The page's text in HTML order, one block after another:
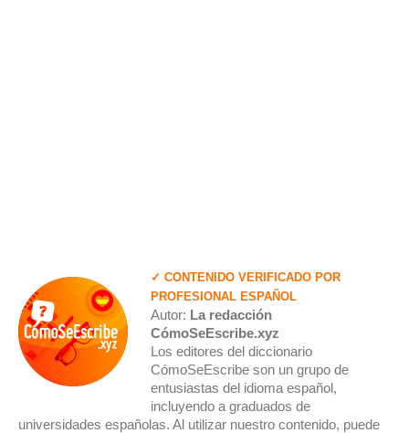
✓ CONTENIDO VERIFICADO POR
PROFESIONAL ESPAÑOL
Autor: La redacción
CómoSeEscribe.xyz
Los editores del diccionario
CómoSeEscribe son un grupo de
entusiastas del idioma español,
incluyendo a graduados de
universidades españolas. Al utilizar nuestro contenido, puede